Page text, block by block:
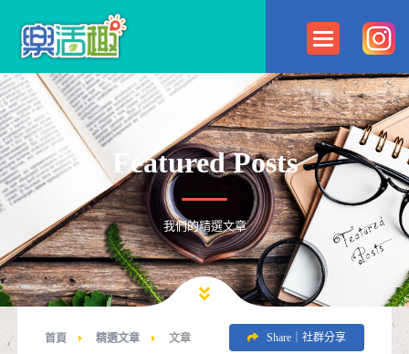
Featured Posts
我們的精選文章
首頁 精選文章 文章 Share｜社群分享